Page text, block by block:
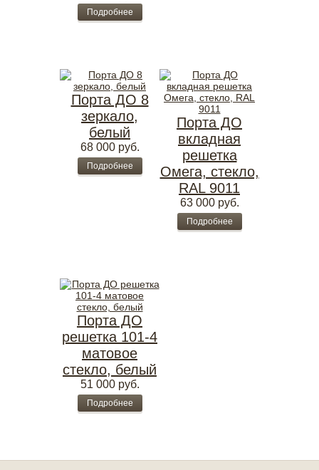
Подробнее
Порта ДО 8
зеркало,
белый
68 000 руб.
Подробнее
Порта ДО
вкладная
решетка
Омега, стекло,
RAL 9011
63 000 руб.
Подробнее
Порта ДО
решетка 101-4
матовое
стекло, белый
51 000 руб.
Подробнее